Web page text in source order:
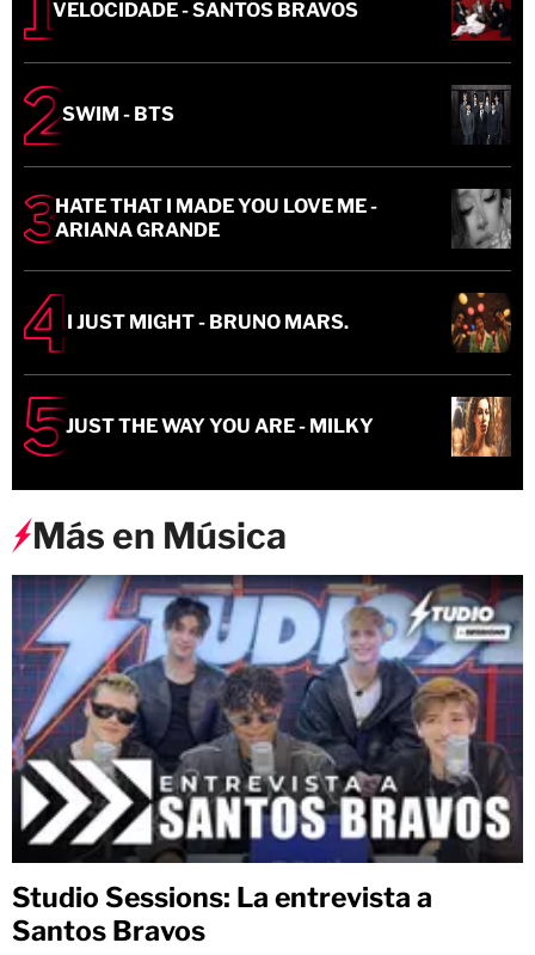
VELOCIDADE - SANTOS BRAVOS
SWIM - BTS
HATE THAT I MADE YOU LOVE ME -
ARIANA GRANDE
I JUST MIGHT - BRUNO MARS.
JUST THE WAY YOU ARE - MILKY
Más en Música
Studio Sessions: La entrevista a
Santos Bravos